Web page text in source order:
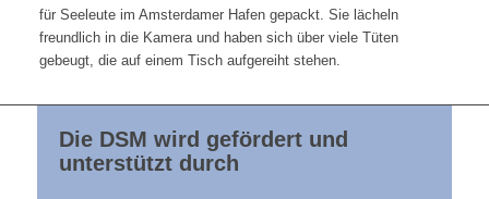
Die DSM wird gefördert und
unterstützt durch